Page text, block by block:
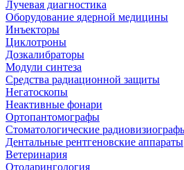
Лучевая диагностика
Оборудование ядерной медицины
Инъекторы
Циклотроны
Дозкалибраторы
Модули синтеза
Средства радиационной защиты
Негатоскопы
Неактивные фонари
Ортопантомографы
Стоматологические
Дентальные рентгеновские аппараты
Ветеринария
Отоларингология